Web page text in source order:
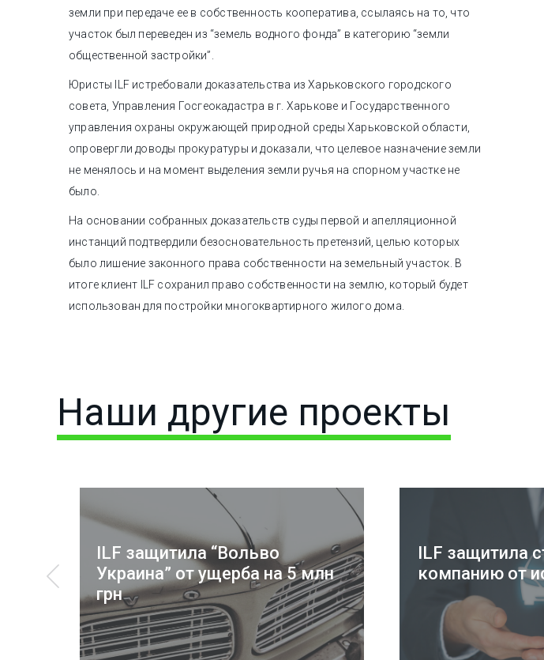
земли при передаче ее в собственность кооператива, ссылаясь на то, что
участок был переведен из “земель водного фонда” в категорию “земли
общественной застройки”.
Юристы ILF истребовали доказательства из Харьковского городского
совета, Управления Госгеокадастра в г. Харькове и Государственного
управления охраны окружающей природной среды Харьковской области,
опровергли доводы прокуратуры и доказали, что целевое назначение земли
не менялось и на момент выделения земли ручья на спорном участке не
было.
На основании собранных доказательств суды первой и апелляционной
инстанций подтвердили безосновательность претензий, целью которых
было лишение законного права собственности на земельный участок. В
итоге клиент ILF сохранил право собственности на землю, который будет
использован для постройки многоквартирного жилого дома.
Наши другие проекты
ILF защитила “Вольво
Украина” от ущерба на 5 млн
грн
ILF защитила
компанию от